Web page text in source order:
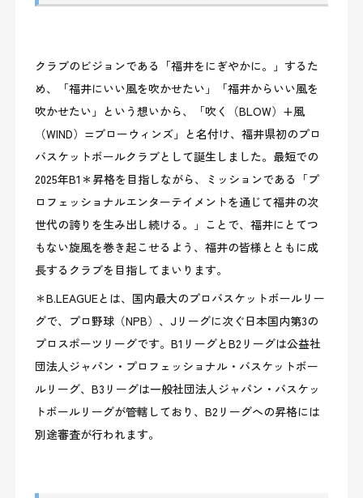
クラブのビジョンである「福井をにぎやかに。」するた
め、「福井にいい風を吹かせたい」「福井からいい風を
吹かせたい」という想いから、「吹く（BLOW）+風
（WIND） =ブローウィンズ 」と名付け、福井県初のプロ
バスケットボールクラブとして誕生しました。最短での
2025年B1 ＊昇格を目指しながら、ミッションである「プ
ロフェッショナルエンターテイメントを通じて福井の次
世代の誇りを生み出し続ける。」ことで、福井にとてつ
もない旋風を巻き起こせるよう、福井の皆様とともに成
長するクラブを目指してまいります。
＊B.LEAGUEとは、国内最大のプロバスケットボールリー
グで、プロ野球（NPB）、Jリーグに次ぐ日本国内第3の
プロスポーツリーグです。B1 リーグとB2 リーグは公益社
団法人ジャパン・プロフェッショナル・バスケットボー
ルリーグ、B3 リーグは一般社団法人ジャパン・バスケッ
トボールリーグが管轄しており、B2リーグへの昇格には
別途審査が行われます。